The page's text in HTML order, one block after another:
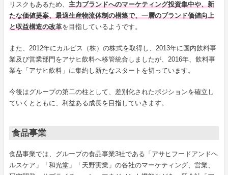
リスクもあるため、 主力ブランドへのマーケティング投資集中や、新
たな価値提案、最適生産物流体制の構築で、一層のブランド価値向上
と収益構造の改革を目指しているようです。
また、2012年にカルピス（株）の株式を取得し、2013年に国内飲料事
業及び営業部門をアサヒ飲料へ移管統合しましたが、2016年、飲料事
業を「アサヒ飲料」に集約し新たなスタートを切っています。
今後はグループの第二の柱として、差別化されたポジションを確立し
ていくとともに、利益ある成長を目指していきます。
食品事業
食品事業では、グループの食品事業3社である「アサヒフードアンドヘ
ルスケア」「和光堂」「天野実業」の各社のマーケティング、営業、